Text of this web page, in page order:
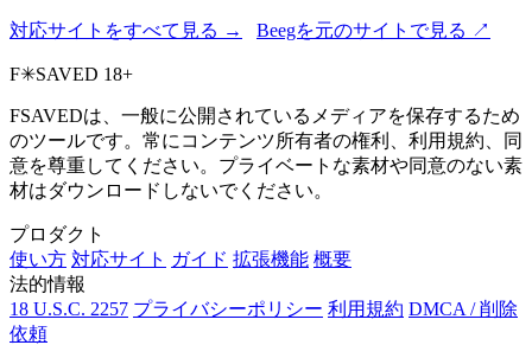
対応サイトをすべて見る → Beegを元のサイトで見る ↗
F✳SAVED 18+
FSAVEDは、一般に公開されているメディアを保存するため
のツールです。常にコンテンツ所有者の権利、利用規約、同
意を尊重してください。プライベートな素材や同意のない素
材はダウンロードしないでください。
プロダクト
使い方 対応サイト ガイド 拡張機能 概要
法的情報
18 U.S.C. 2257 プライバシーポリシー 利用規約 DMCA / 削除
依頼